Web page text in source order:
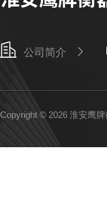
公司简介
Copyright © 2026 淮安鹰